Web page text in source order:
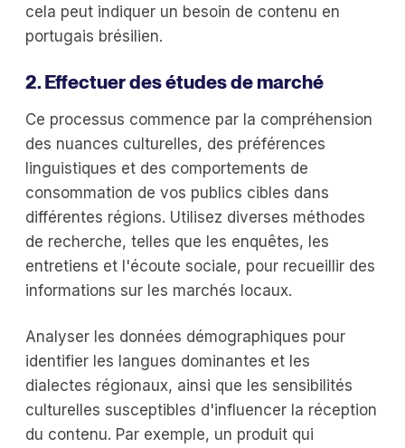
cela peut indiquer un besoin de contenu en
portugais brésilien.
2. Effectuer des études de marché
Ce processus commence par la compréhension
des nuances culturelles, des préférences
linguistiques et des comportements de
consommation de vos publics cibles dans
différentes régions. Utilisez diverses méthodes
de recherche, telles que les enquêtes, les
entretiens et l'écoute sociale, pour recueillir des
informations sur les marchés locaux.
Analyser les données démographiques pour
identifier les langues dominantes et les
dialectes régionaux, ainsi que les sensibilités
culturelles susceptibles d'influencer la réception
du contenu. Par exemple, un produit qui